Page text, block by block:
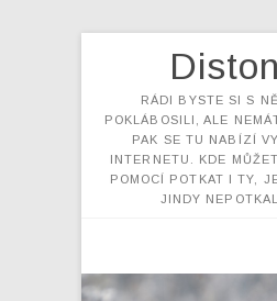
Diston
RÁDI BYSTE SI S
POKLÁBOSILI, ALE
PAK SE TU NABÍZÍ
INTERNETU. KDE
POMOCÍ POTKAT I TY,
JINDY